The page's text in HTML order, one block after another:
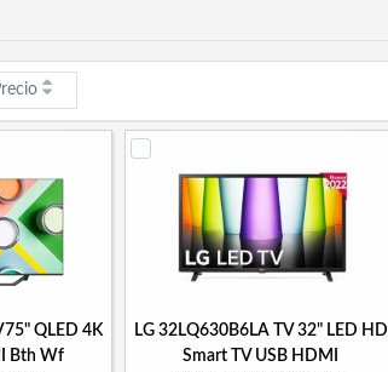
QLED 4K
Bth Wf
LG 32LQ630B6LA TV 32" LED HD
Smart TV USB HDMI